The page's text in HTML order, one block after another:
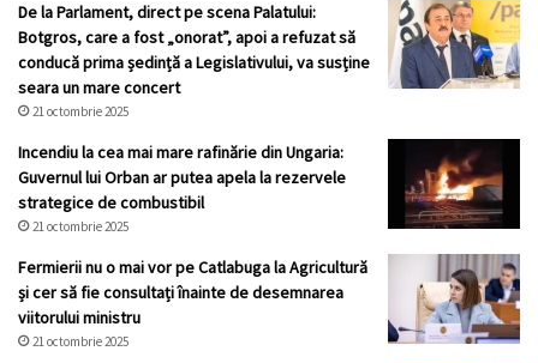
De la Parlament, direct pe scena Palatului:
Botgros, care a fost „onorat”, apoi a refuzat să
conducă prima ședință a Legislativului, va susține
seara un mare concert
21 octombrie 2025
Incendiu la cea mai mare rafinărie din Ungaria:
Guvernul lui Orban ar putea apela la rezervele
strategice de combustibil
21 octombrie 2025
Fermierii nu o mai vor pe Catlabuga la Agricultură
și cer să fie consultați înainte de desemnarea
viitorului ministru
21 octombrie 2025